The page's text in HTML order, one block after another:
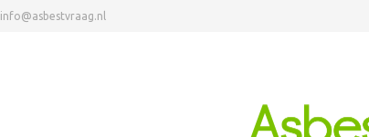
info@asbestvraag.nl